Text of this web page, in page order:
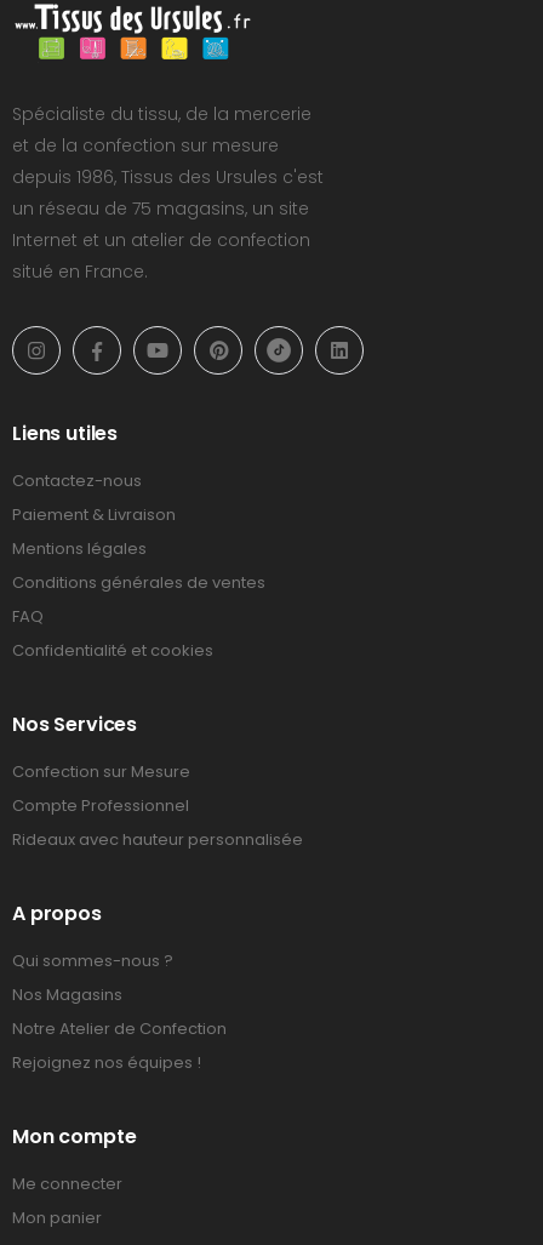
Spécialiste du tissu, de la mercerie
et de la confection sur mesure
depuis 1986, Tissus des Ursules c'est
un réseau de 75 magasins, un site
Internet et un atelier de confection
situé en France.
Liens utiles
Contactez-nous
Paiement & Livraison
Mentions légales
Conditions générales de ventes
FAQ
Confidentialité et cookies
Nos Services
Confection sur Mesure
Compte Professionnel
Rideaux avec hauteur personnalisée
A propos
Qui sommes-nous ?
Nos Magasins
Notre Atelier de Confection
Rejoignez nos équipes !
Mon compte
Me connecter
Mon panier